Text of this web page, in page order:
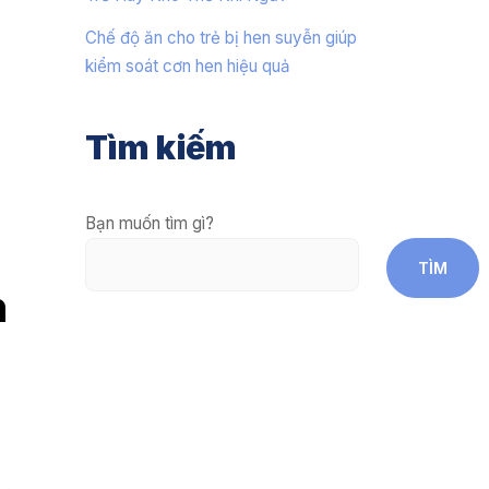
Chế độ ăn cho trẻ bị hen suyễn giúp
kiểm soát cơn hen hiệu quả
Tìm kiếm
Bạn muốn tìm gì?
TÌM